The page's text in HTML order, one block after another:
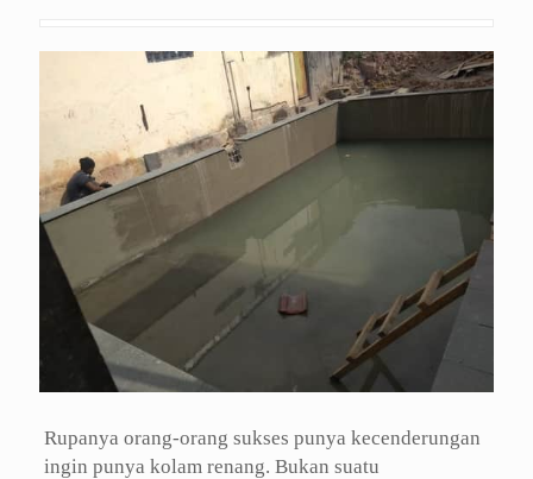
Rupanya orang-orang sukses punya kecenderungan
ingin punya kolam renang. Bukan suatu